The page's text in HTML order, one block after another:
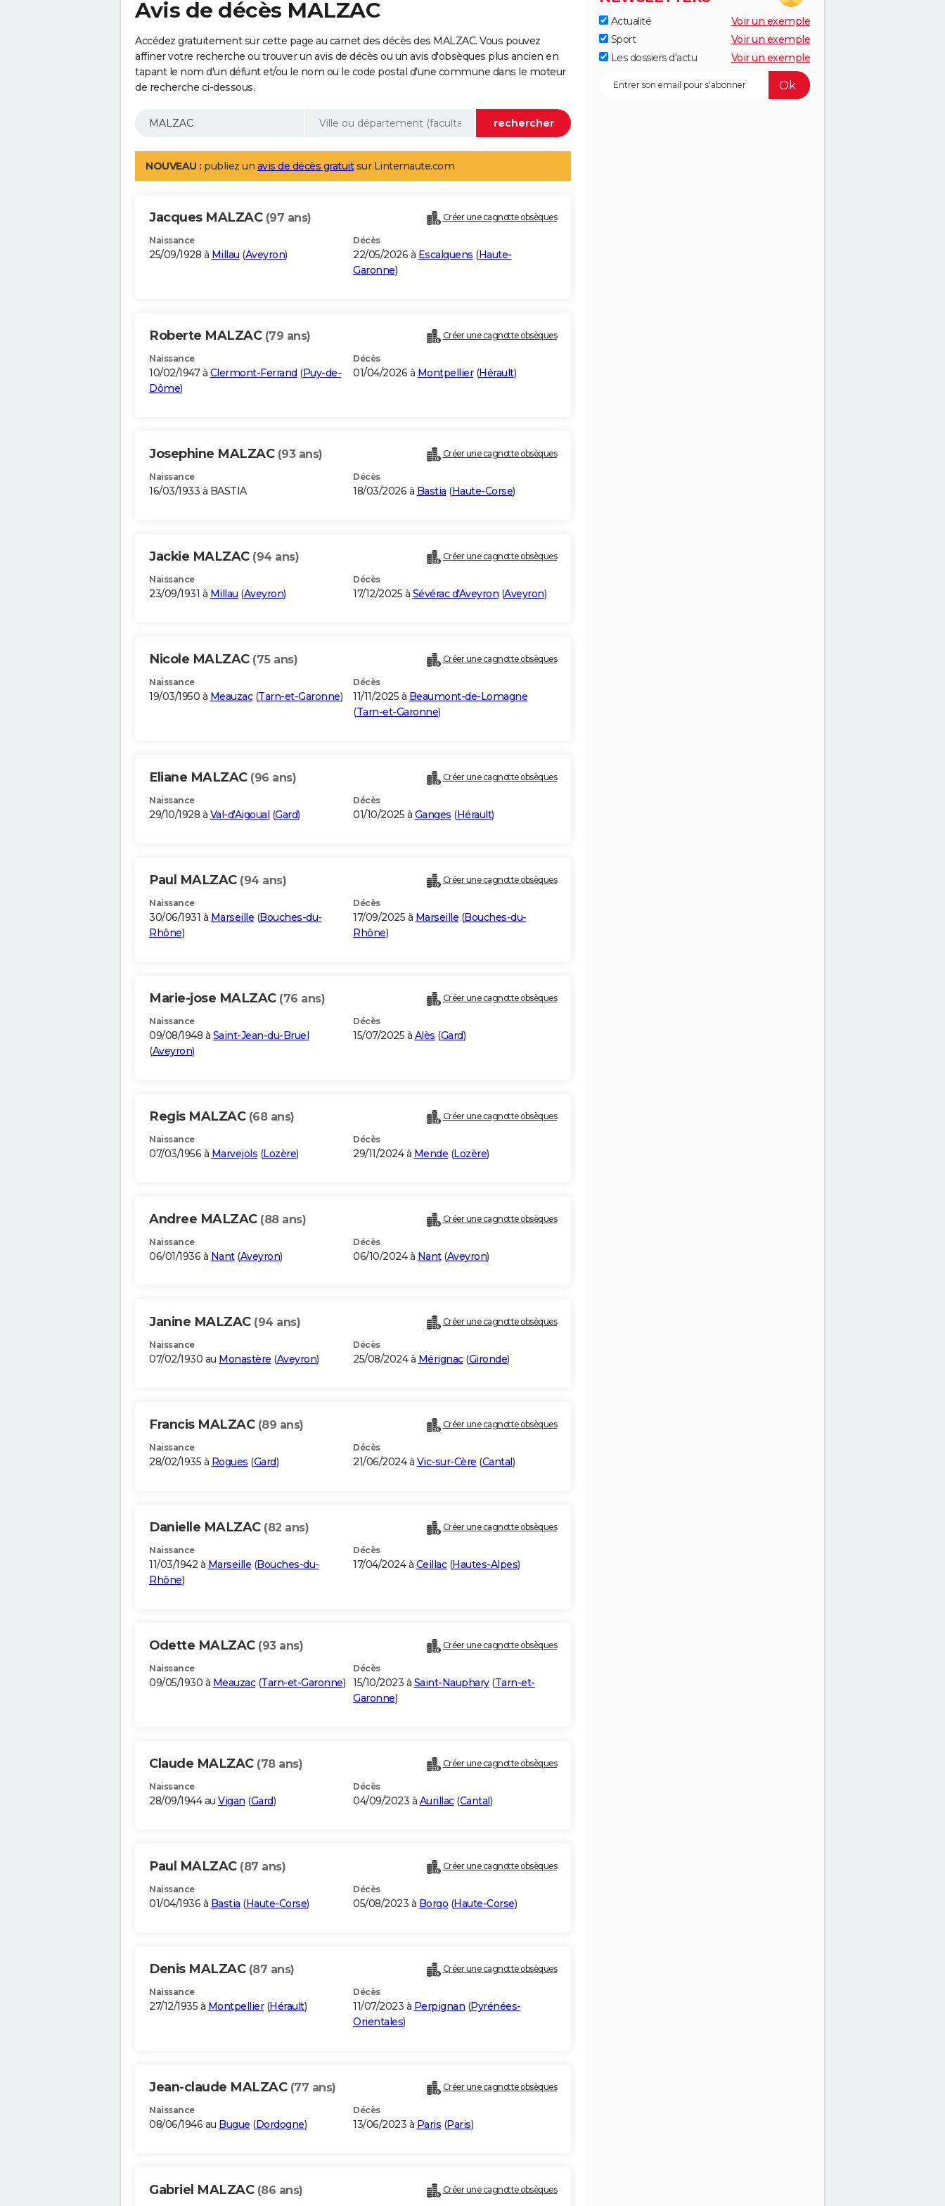
Avis de décès MALZAC
Accédez gratuitement sur cette page au carnet des décès des MALZAC. Vous pouvez
affiner votre recherche ou trouver un avis de décès ou un avis d'obsèques plus ancien en
tapant le nom d'un défunt et/ou le nom ou le code postal d'une commune dans le moteur
de recherche ci-dessous.
NOUVEAU : publiez un avis de décès gratuitsur Linternaute.com
Jacques MALZAC (97 ans) Créer une cagnotte obsèques
Naissance
25/09/1928 à Millau (Aveyron)
Décès
22/05/2026 à Escalquens (Haute-
Garonne)
Roberte MALZAC (79 ans) Créer une cagnotte obsèques
Naissance
10/02/1947 à Clermont-Ferrand (Puy-de-
Dôme)
Décès
01/04/2026 à Montpellier(Hérault)
Josephine MALZAC (93 ans) Créer une cagnotte obsèques
Naissance
16/03/1933 à BASTIA
Décès
18/03/2026 à Bastia (Haute-Corse)
Jackie MALZAC (94 ans) Créer une cagnotte obsèques
Naissance
23/09/1931 à Millau (Aveyron)
Décès
17/12/2025 à Sévérac d'Aveyron (Aveyron)
Nicole MALZAC (75 ans) Créer une cagnotte obsèques
Naissance
19/03/1950 à Meauzac(Tarn-et-Garonne)
Décès
11/11/2025 à Beaumont-de-Lomagne
(Tarn-et-Garonne)
Eliane MALZAC (96 ans) Créer une cagnotte obsèques
Naissance
29/10/1928 à Val-d'Aigoual (Gard)
Décès
01/10/2025 à Ganges (Hérault)
Paul MALZAC (94 ans) Créer une cagnotte obsèques
Naissance
30/06/1931 à Marseille (Bouches-du-
Rhône)
Décès
17/09/2025 à Marseille (Bouches-du-
Rhône)
Marie-jose MALZAC (76 ans) Créer une cagnotte obsèques
Naissance
09/08/1948 à Saint-Jean-du-Bruel
(Aveyron)
Décès
15/07/2025 à Alès (Gard)
Regis MALZAC (68 ans) Créer une cagnotte obsèques
Naissance
07/03/1956 à Marvejols (Lozère)
Décès
29/11/2024 à Mende (Lozère)
Andree MALZAC (88 ans) Créer une cagnotte obsèques
Naissance
06/01/1936 à Nant(Aveyron)
Décès
06/10/2024 à Nant(Aveyron)
Janine MALZAC (94 ans) Créer une cagnotte obsèques
Naissance
07/02/1930 au Monastère (Aveyron)
Décès
25/08/2024 à Mérignac(Gironde)
Francis MALZAC (89 ans) Créer une cagnotte obsèques
Naissance
28/02/1935 à Rogues (Gard)
Décès
21/06/2024 à Vic-sur-Cère (Cantal)
Danielle MALZAC (82 ans) Créer une cagnotte obsèques
Naissance
11/03/1942 à Marseille (Bouches-du-
Rhône)
Décès
17/04/2024 à Ceillac(Hautes-Alpes)
Odette MALZAC (93 ans) Créer une cagnotte obsèques
Naissance
09/05/1930 à Meauzac(Tarn-et-Garonne)
Décès
15/10/2023 à Saint-Nauphary(Tarn-et-
Garonne)
Claude MALZAC (78 ans) Créer une cagnotte obsèques
Naissance
28/09/1944 au Vigan (Gard)
Décès
04/09/2023 à Aurillac(Cantal)
Paul MALZAC (87 ans) Créer une cagnotte obsèques
Naissance
01/04/1936 à Bastia (Haute-Corse)
Décès
05/08/2023 à Borgo (Haute-Corse)
Denis MALZAC (87 ans) Créer une cagnotte obsèques
Naissance
27/12/1935 à Montpellier(Hérault)
Décès
11/07/2023 à Perpignan (Pyrénées-
Orientales)
Jean-claude MALZAC (77 ans) Créer une cagnotte obsèques
Naissance
08/06/1946 au Bugue (Dordogne)
Décès
13/06/2023 à Paris (Paris)
Gabriel MALZAC (86 ans) Créer une cagnotte obsèques
Actualité
Voir un exemple
Sport
Voir un exemple
Les dossiers d'actu
Voir un exemple